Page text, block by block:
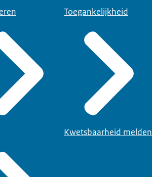
Toegankelijkheid
Kwetsbaarheid melden